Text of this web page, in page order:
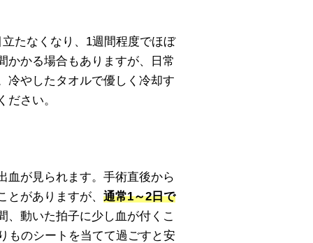
たなくなり、1週間程度でほぼ
かかる場合もありますが、日常
冷やしたタオルで優しく冷却す
ださい。
血が見られます。手術直後から
がありますが、 通常1～2日で
、動いた拍子に少し血が付くこ
ものシートを当てて過ごすと安